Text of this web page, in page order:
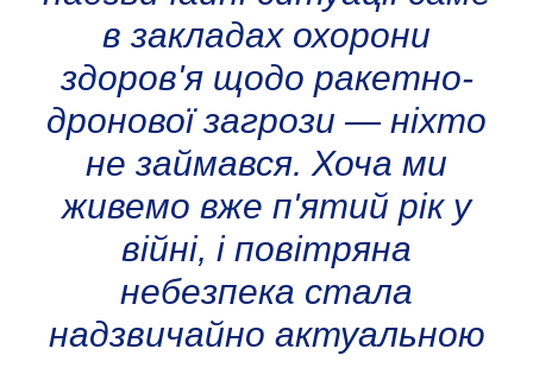
в закладах охорони
здоров'я щодо ракетно-
дронової загрози — ніхто
не займався. Хоча ми
живемо вже п'ятий рік у
війні, і повітряна
небезпека стала
надзвичайно актуальною